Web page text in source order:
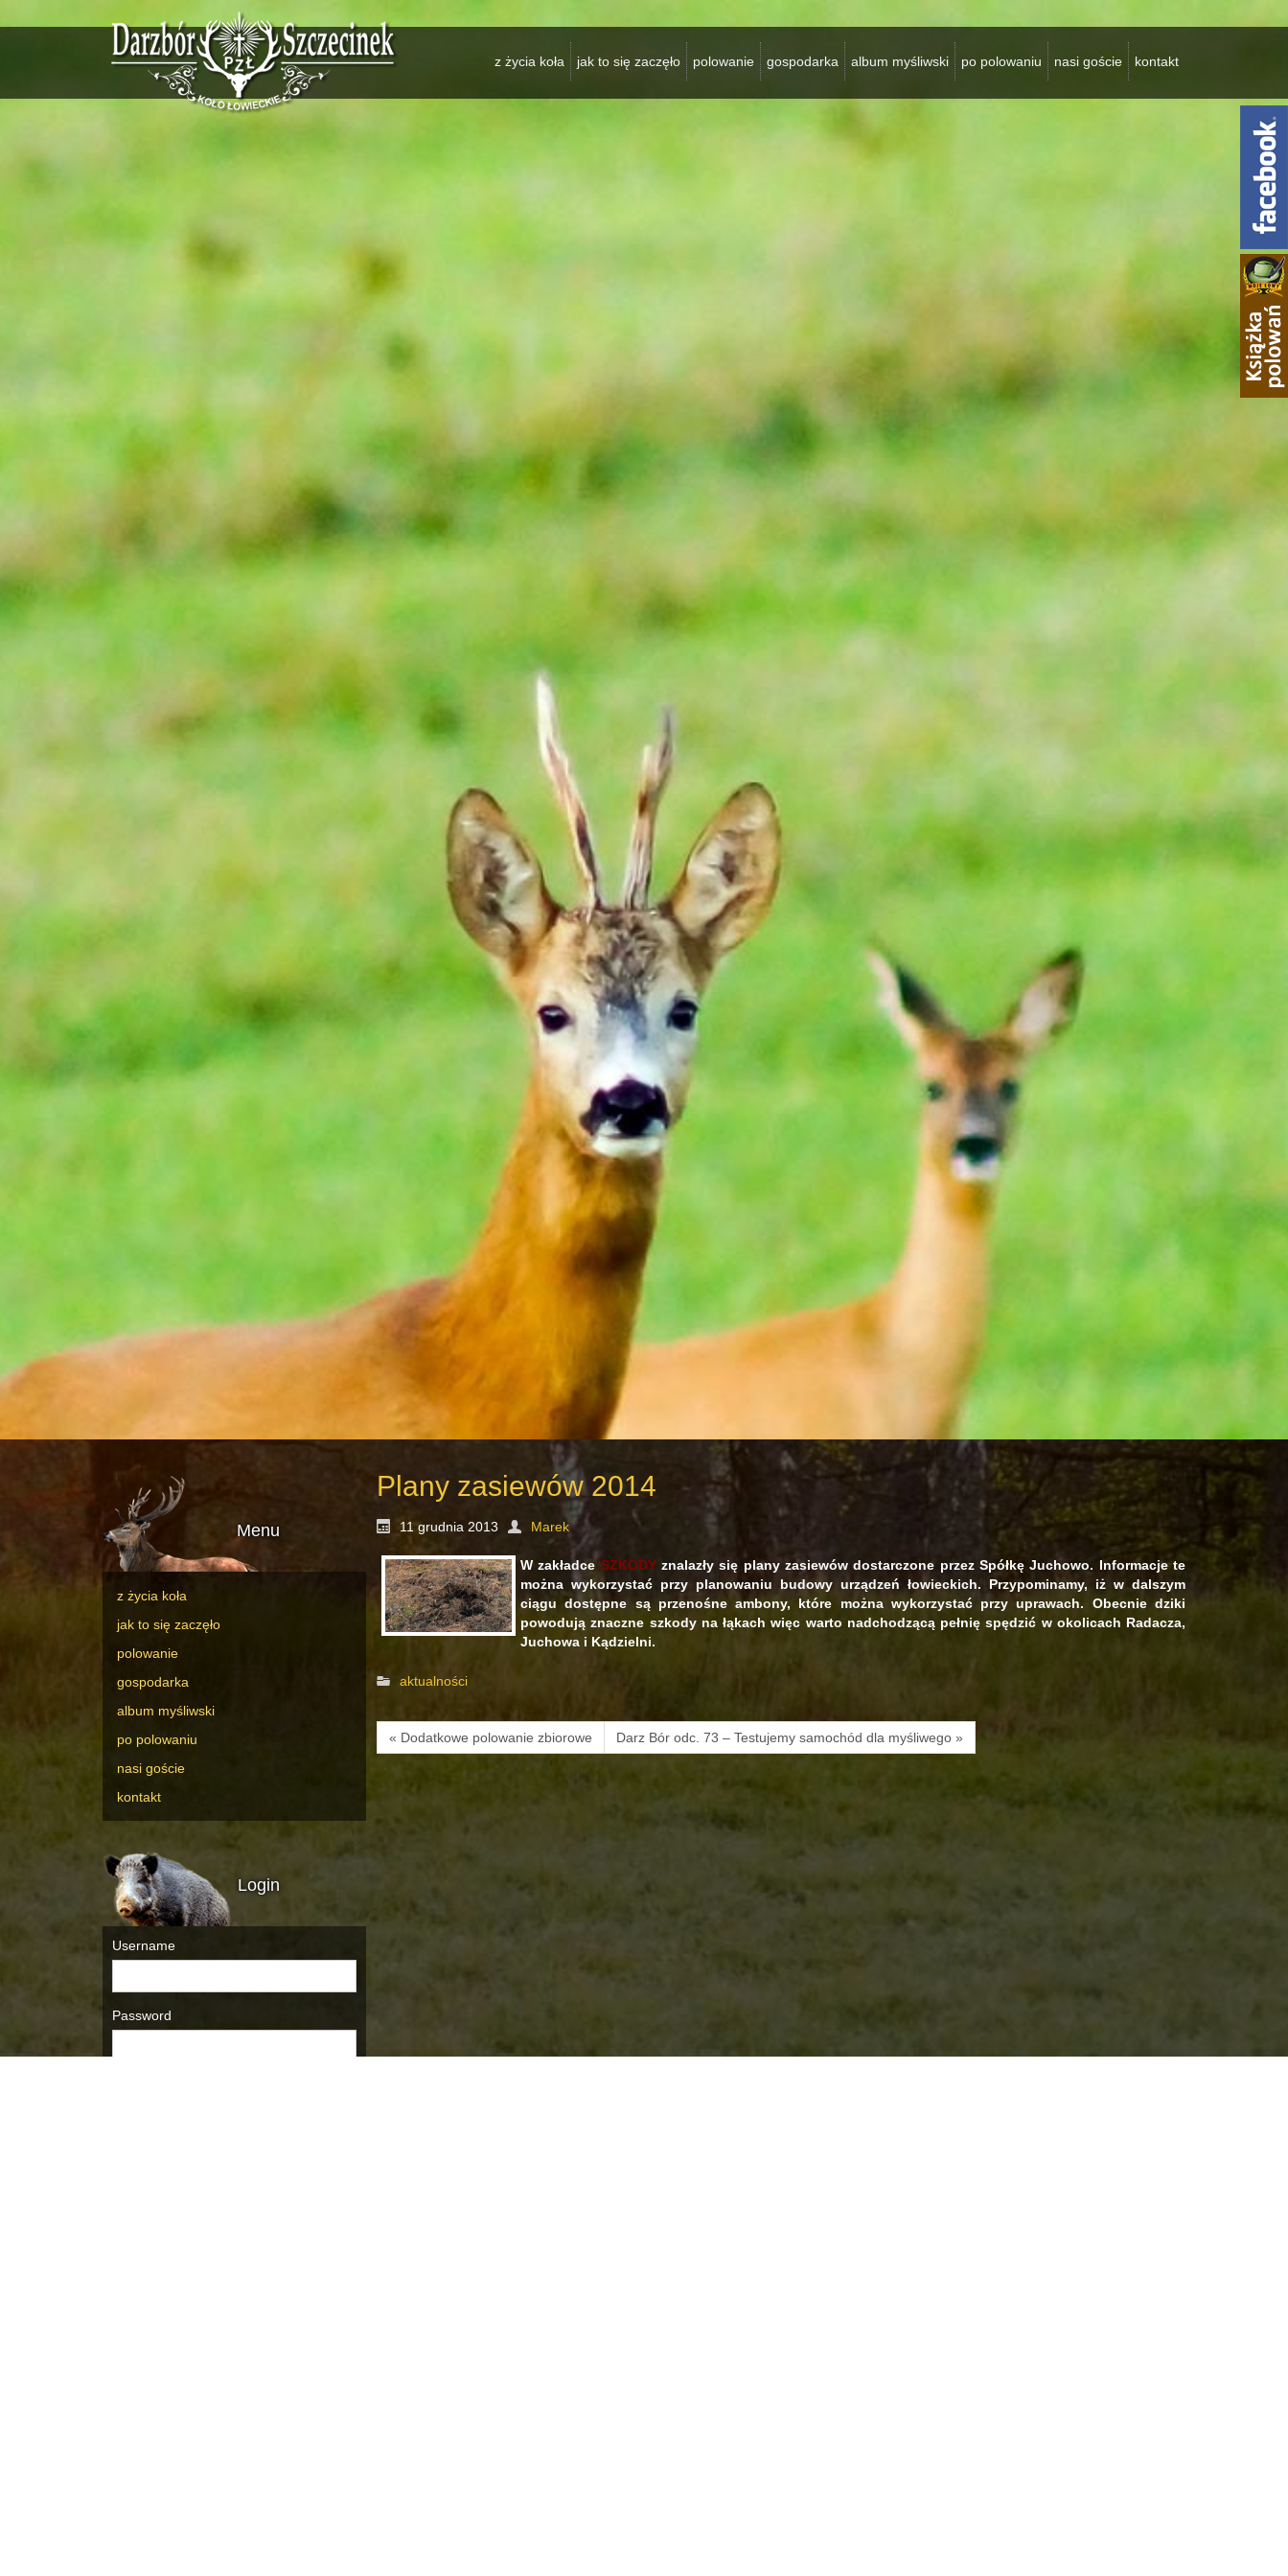
z życia koła jak to się zaczęło polowanie gospodarka album myśliwski po polowaniu nasi goście kontakt
Menu
z życia koła
jak to się zaczęło
polowanie
gospodarka
album myśliwski
po polowaniu
nasi goście
kontakt
Login
Username
Password
Plany zasiewów 2014
11 grudnia 2013 Marek
W zakładce SZKODYznalazły się plany zasiewów dostarczone przez Spółkę Juchowo. Informacje te
można wykorzystać przy planowaniu budowy urządzeń łowieckich. Przypominamy, iż w dalszym
ciągu dostępne są przenośne ambony, które można wykorzystać przy uprawach. Obecnie dziki
powodują znaczne szkody na łąkach więc warto nadchodzącą pełnię spędzić w okolicach Radacza,
Juchowa i Kądzielni.
aktualności
« Dodatkowe polowanie zbiorowe Darz Bór odc. 73 – Testujemy samochód dla myśliwego »